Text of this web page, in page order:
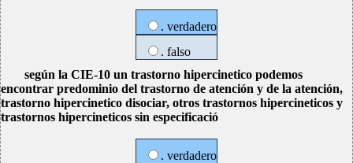
. verdadero
. falso
según la CIE-10 un trastorno hipercinetico podemos
encontrar predominio del trastorno de atención y de la atención,
trastorno hipercinetico disociar, otros trastornos hipercineticos y
trastornos hipercineticos sin especificació
. verdadero